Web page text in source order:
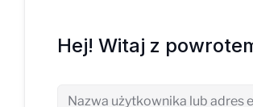
Hej! Witaj z